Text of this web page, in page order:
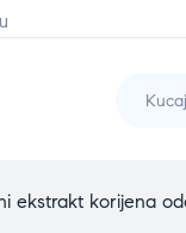
ekstrakt korijena